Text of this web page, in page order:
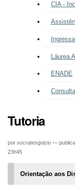
CIA -
Láurea
ENADE
Tutoria
porsocratesgolzio —
23h45
Orientação aos